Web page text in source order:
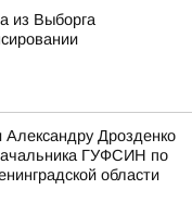
из Выборга
Александру Дрозденко
ГУФСИН по
области